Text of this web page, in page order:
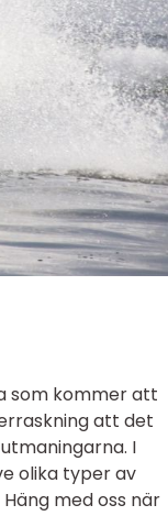
som kommer att
att det
I
olika typer av
med oss när